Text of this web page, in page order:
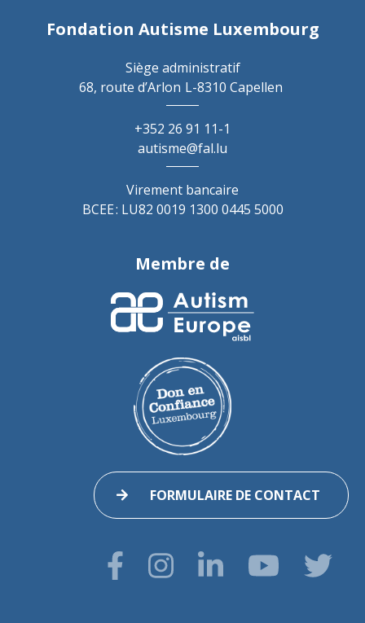
Fondation Autisme Luxembourg
Siège administratif
68, route d’Arlon L-8310 Capellen
+352 26 91 11-1
autisme@fal.lu
Virement bancaire
BCEE : LU82 0019 1300 0445 5000
Membre de
FORMULAIRE DE CONTACT